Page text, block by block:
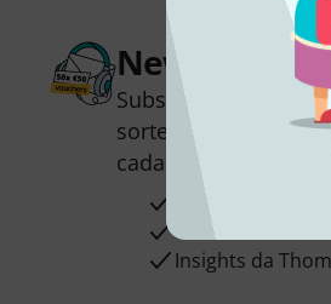
Newsletter
Subscreva a
sorte você poderá
cada!
Contribuições
Ofertas
Insights da